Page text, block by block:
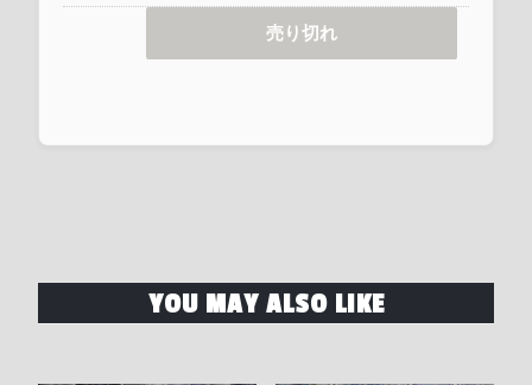
売り切れ
YOU MAY ALSO LIKE